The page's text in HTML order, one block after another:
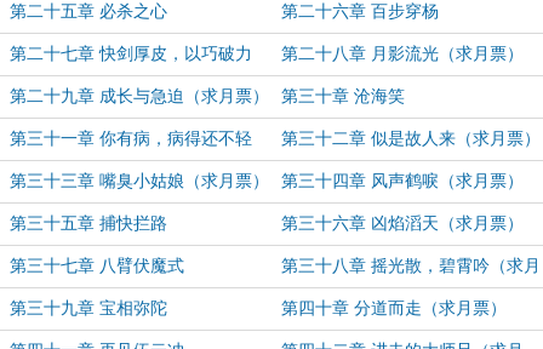
第二十五章 必杀之心 第二十六章 百步穿杨
第二十七章 快剑厚皮，以巧破力 第二十八章 月影流光（求月票）
第二十九章 成长与急迫（求月票） 第三十章 沧海笑
第三十一章 你有病，病得还不轻 第三十二章 似是故人来（求月票）
第三十三章 嘴臭小姑娘（求月票） 第三十四章 风声鹤唳（求月票）
第三十五章 捕快拦路 第三十六章 凶焰滔天（求月票）
第三十七章 八臂伏魔式 第三十八章 摇光散，碧霄吟（求月
票）
第三十九章 宝相弥陀 第四十章 分道而走（求月票）